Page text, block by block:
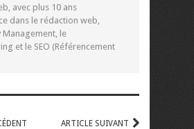
avec plus 10 ans
dans le rédaction web,
Management, le
et le SEO (Référencement
ARTICLE SUIVANT